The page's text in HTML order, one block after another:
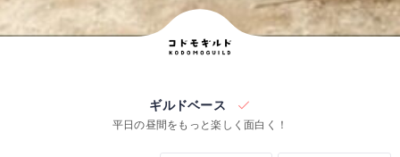
ギルドベース
平日の昼間をもっと楽しく面白く！